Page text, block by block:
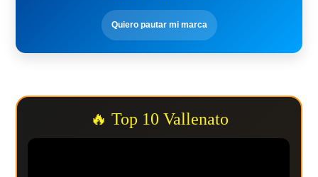
Quiero pautar mi marca
🔥 Top 10 Vallenato